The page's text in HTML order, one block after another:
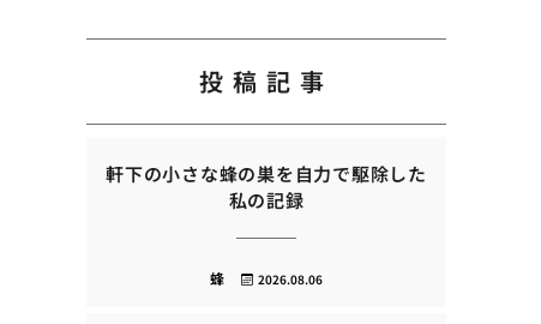
投稿記事
軒下の小さな蜂の巣を自力で駆除した
私の記録
2026.08.06
蜂